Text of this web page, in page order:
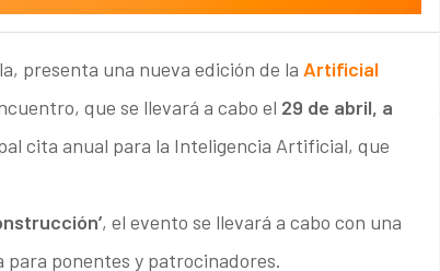
presenta una nueva edición de la Artificial
que se llevará a cabo el 29 de abril, a
cita anual para la Inteligencia Artificial, que
, el evento se llevará a cabo con una
ponentes y patrocinadores.